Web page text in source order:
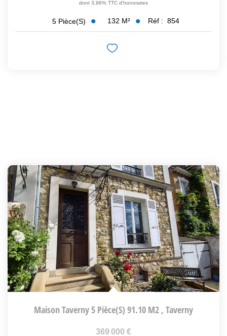
dont 3,96% TTC d'honoraires
5 Pièce(s) 132 M² Réf : 854
Maison Taverny 5 Pièce(s) 91.10 M2 , Taverny
369 000 €